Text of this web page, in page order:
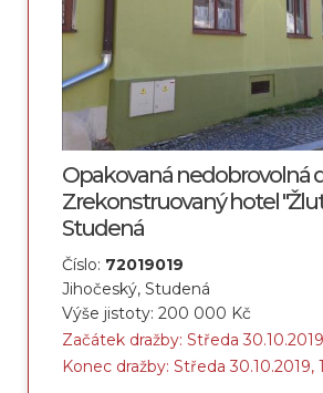
Opakovaná nedobrovolná
Zrekonstruovaný hotel
Studená
Číslo: 72019019
Jihočeský, Studená
Výše jistoty: 200 000 Kč
Začátek dražby: Středa
Konec dražby: Středa 30.10.2019,